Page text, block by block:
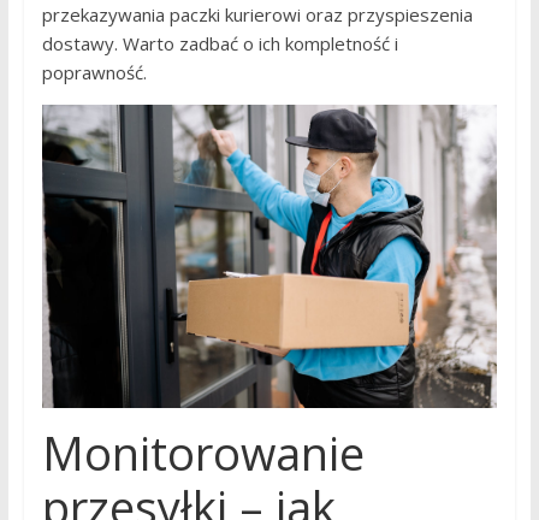
przekazywania paczki kurierowi oraz przyspieszenia
dostawy. Warto zadbać o ich kompletność i
poprawność.
Monitorowanie
przesyłki – jak